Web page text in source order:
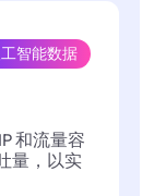
智能数据
和流量容
量，以实